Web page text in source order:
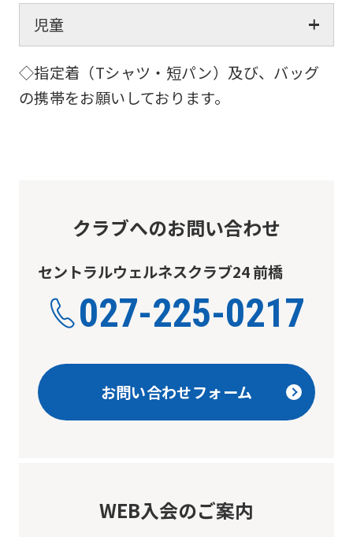
児童
◇指定着（Tシャツ・短パン）及び、バッグ
の携帯をお願いしております。
クラブへのお問い合わせ
セントラルウェルネスクラブ24 前橋
027-225-0217
お問い合わせフォーム
WEB入会のご案内